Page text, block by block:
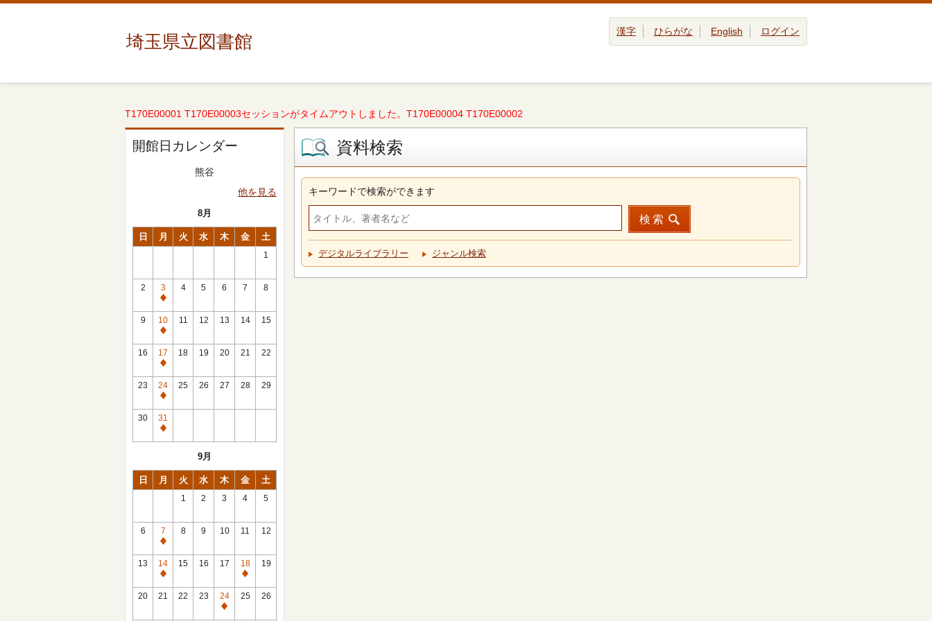
埼玉県立図書館 漢字 ひらがな English ログイン
T170E00001 T170E00003セッションがタイムアウトしました。T170E00004 T170E00002
開館日カレンダー
熊谷
他を見る
8月
日 月 火 水 木 金 土
1
2
3
休
館
日
4 5 6 7 8
9
10
休
館
日
11 12 13 14 15
16
17
休
館
日
18 19 20 21 22
23
24
休
館
日
25 26 27 28 29
30
31
休
9月
日 月 火 水 木 金 土
1 2 3 4 5
6
7
休
館
日
8 9 10 11 12
13
14
休
館
15 16 17
18
休
館
19
20 21 22 23
24
休
25 26
資料検索
キーワードで検索ができます
検索
デジタルライブラリー ジャンル検索